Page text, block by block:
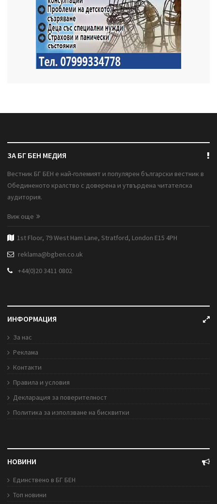
ЗА БГ БЕН МЕДИЯ
Вестник БГ БЕН е най-големият и популярен български вестник в
Обединеното кралство с доверена и утвърдена читателска
аудитория.
Виж още
1st Floor, 79 West Ham Lane, Stratford, London E15 4PH
reklama@bgben.co.uk
+44(0)20 3411 0802
ИНФОРМАЦИЯ
За нас
Реклама
Контакти
Правила и условия
Декларация за поверителност
Политика за използване на бисквитки
НОВИНИ
Единствено в БГ БЕН
Топ новини